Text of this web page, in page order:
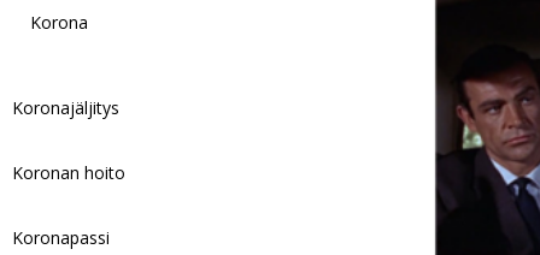
Korona
Koronajäljitys
Koronan hoito
Koronapassi